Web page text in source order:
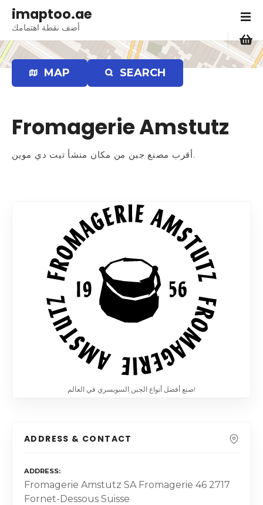
p
t
imaptoo.ae
أضف نقطة اهتمامك
MAP SEARCH
Fromagerie Amstutz
أقرب مصنع جبن من مكان منشأ تيت دي موين.
صنع أفضل أنواع الجبن السويسري في العالم!
ADDRESS & CONTACT
ADDRESS
Fromagerie Amstutz SA Fromagerie 46 2717
Fornet-Dessous Suisse